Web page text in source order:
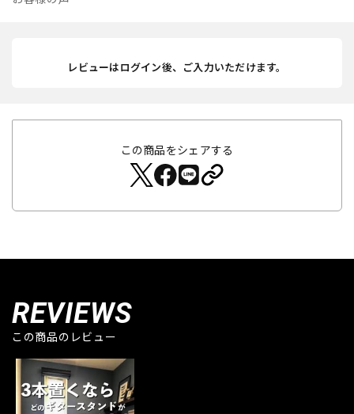
レビューはログイン後、ご入力いただけます。
この商品をシェアする
REVIEWS
この商品のレビュー